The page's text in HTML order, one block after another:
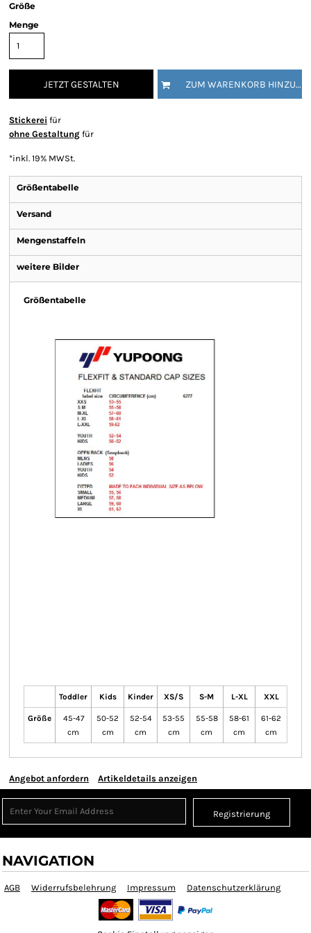
Größe
Menge
JETZT GESTALTEN ZUM WARENKORB HINZUFÜGEN
Stickerei für
ohne Gestaltung für
*inkl. 19% MWSt.
Größentabelle
Versand
Mengenstaffeln
weitere Bilder
Größentabelle
Toddler Kids Kinder XS/S S-M L-XL XXL
Größe
45-47
cm
50-52
cm
52-54
cm
53-55
cm
55-58
cm
58-61
cm
61-62
cm
Angebot anfordern Artikeldetails anzeigen
Registrierung
NAVIGATION
AGB Widerrufsbelehrung Impressum Datenschutzerklärung